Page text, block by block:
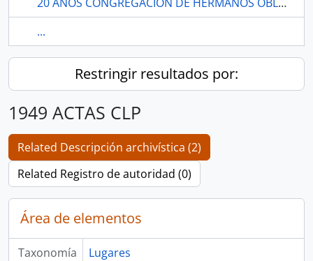
...
Restringir resultados por:
1949 ACTAS CLP
Related Descripción archivística (2)
Related Registro de autoridad (0)
Área de elementos
Taxonomía Lugares